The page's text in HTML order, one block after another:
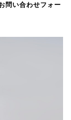
問い合わせフォー